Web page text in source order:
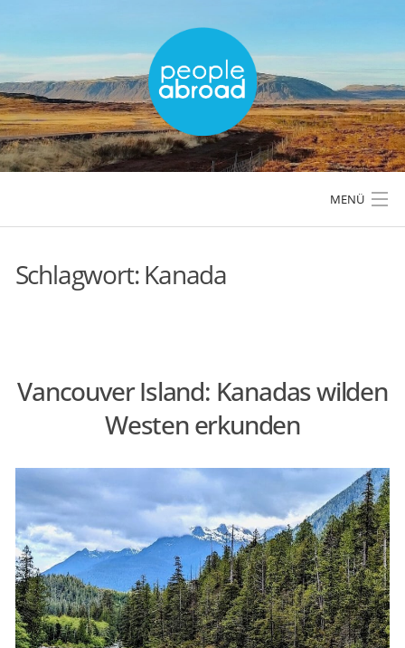
content
MENÜ
LÄNDER & REGIONEN
AKTIVREISEN & OUTDOOR
ÜBER PEOPLE ABROAD
Schlagwort:Kanada
Vancouver Island: Kanadas wilden
Westen erkunden